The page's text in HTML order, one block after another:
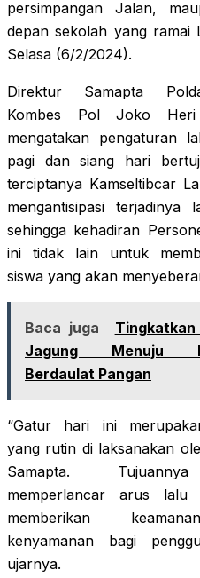
persimpangan Jalan,
depan sekolah yang ramai
Selasa (6/2/2024).
Direktur Samapta
Kombes Pol Joko Heri
mengatakan pengaturan
pagi dan siang hari
terciptanya Kamseltibcar
mengantisipasi terjadinya
sehingga kehadiran
ini tidak lain untuk
siswa yang akan
Baca juga
Jagung Menuju
Berdaulat Pangan
“Gatur hari ini
yang rutin di laksanakan
Samapta.
memperlancar arus lalu
memberikan
kenyamanan bagi
ujarnya.